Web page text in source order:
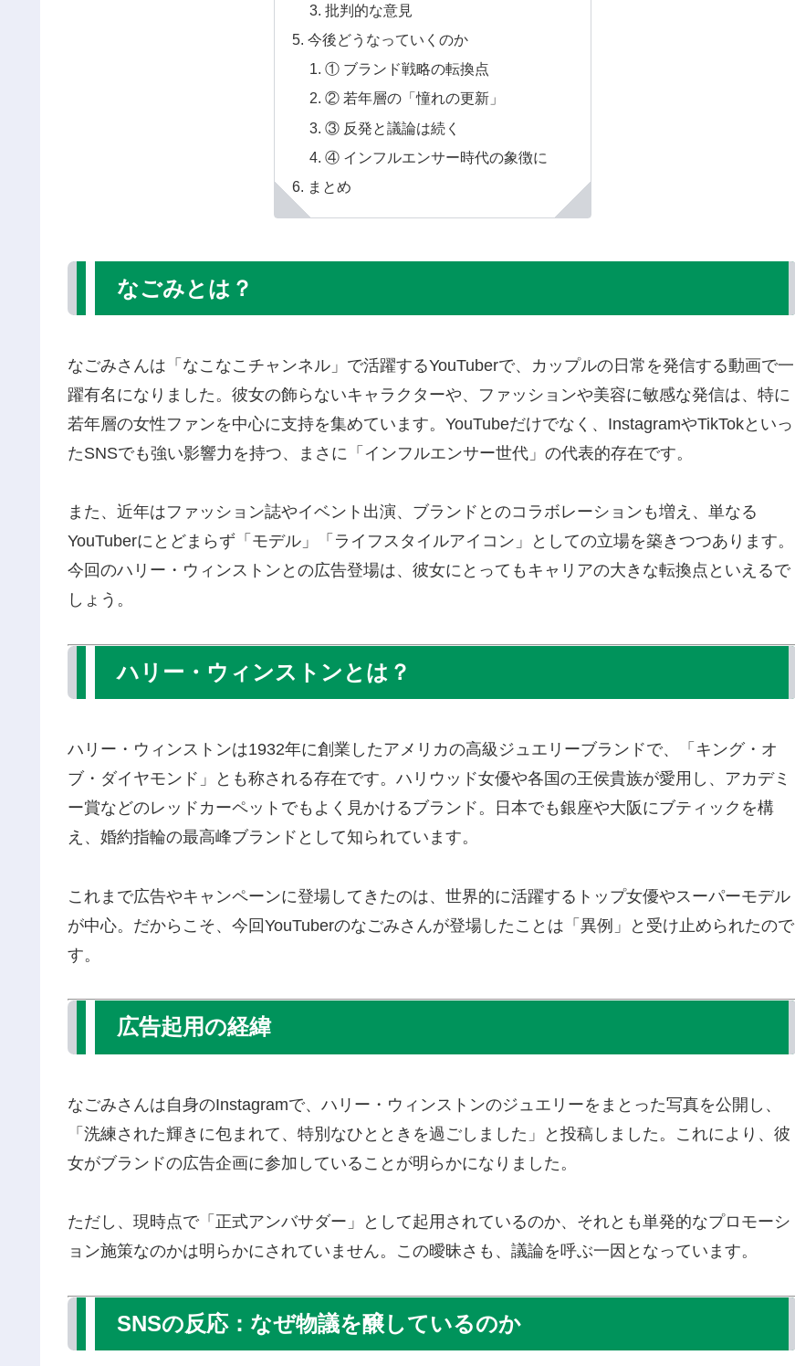
批判的な意見
今後どうなっていくのか
① ブランド戦略の転換点
② 若年層の「憧れの更新」
③ 反発と議論は続く
④ インフルエンサー時代の象徴に
まとめ
なごみとは？
なごみさんは「なこなこチャンネル」で活躍するYouTuberで、カップルの日常を発信する動画で一
躍有名になりました。彼女の飾らないキャラクターや、ファッションや美容に敏感な発信は、特に
若年層の女性ファンを中心に支持を集めています。YouTubeだけでなく、InstagramやTikTokといっ
たSNSでも強い影響力を持つ、まさに「インフルエンサー世代」の代表的存在です。
また、近年はファッション誌やイベント出演、ブランドとのコラボレーションも増え、単なる
YouTuberにとどまらず「モデル」「ライフスタイルアイコン」としての立場を築きつつあります。
今回のハリー・ウィンストンとの広告登場は、彼女にとってもキャリアの大きな転換点といえるで
しょう。
ハリー・ウィンストンとは？
ハリー・ウィンストンは1932年に創業したアメリカの高級ジュエリーブランドで、「キング・オ
ブ・ダイヤモンド」とも称される存在です。ハリウッド女優や各国の王侯貴族が愛用し、アカデミ
ー賞などのレッドカーペットでもよく見かけるブランド。日本でも銀座や大阪にブティックを構
え、婚約指輪の最高峰ブランドとして知られています。
これまで広告やキャンペーンに登場してきたのは、世界的に活躍するトップ女優やスーパーモデル
が中心。だからこそ、今回YouTuberのなごみさんが登場したことは「異例」と受け止められたので
す。
広告起用の経緯
なごみさんは自身のInstagramで、ハリー・ウィンストンのジュエリーをまとった写真を公開し、
「洗練された輝きに包まれて、特別なひとときを過ごしました」と投稿しました。これにより、彼
女がブランドの広告企画に参加していることが明らかになりました。
ただし、現時点で「正式アンバサダー」として起用されているのか、それとも単発的なプロモーシ
ョン施策なのかは明らかにされていません。この曖昧さも、議論を呼ぶ一因となっています。
SNSの反応：なぜ物議を醸しているのか